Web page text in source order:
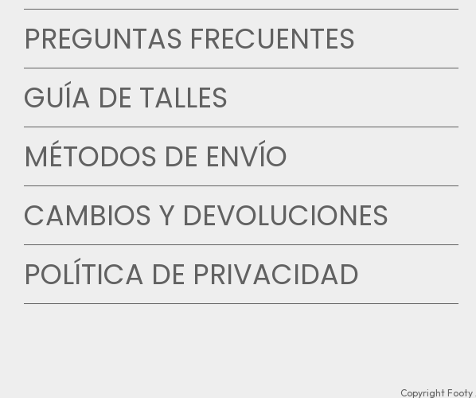
PREGUNTAS FRECUENTES
GUÍA DE TALLES
MÉTODOS DE ENVÍO
CAMBIOS Y DEVOLUCIONES
POLÍTICA DE PRIVACIDAD
Copyright Footy